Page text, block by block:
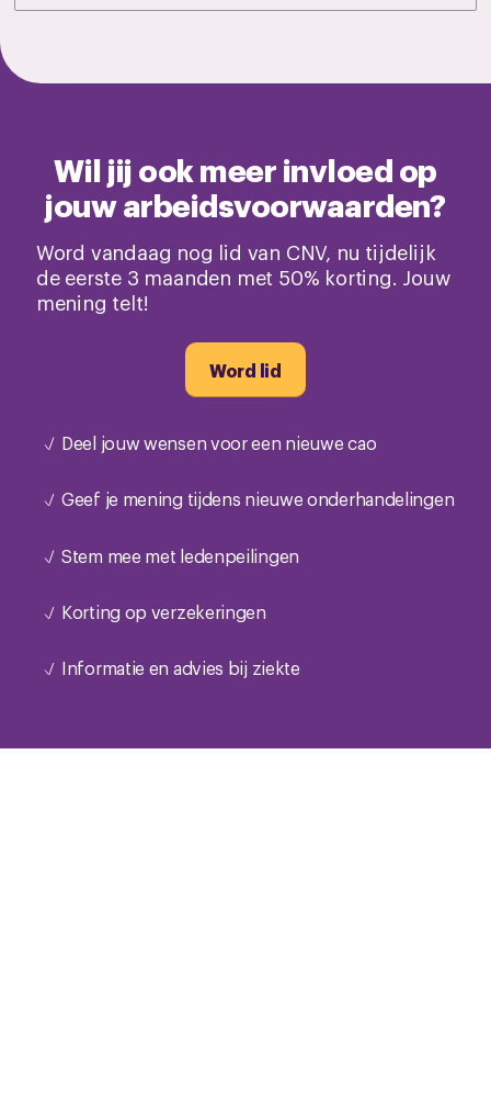
Wil jij ook meer invloed op
jouw arbeidsvoorwaarden?
Word vandaag nog lid van CNV, nu tijdelijk
de eerste 3 maanden met 50% korting. Jouw
mening telt!
Word lid
Deel jouw wensen voor een nieuwe cao
Geef je mening tijdens nieuwe onderhandelingen
Stem mee met ledenpeilingen
Korting op verzekeringen
Informatie en advies bij ziekte